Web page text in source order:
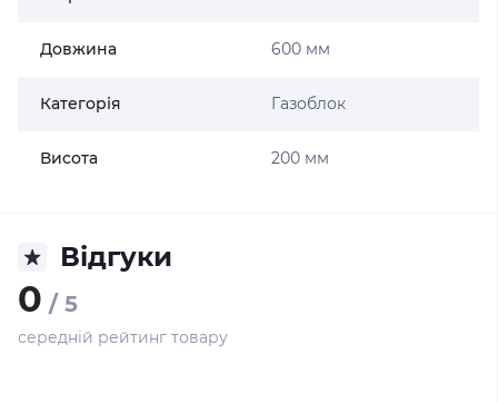
Довжина 600 мм
Категорія Газоблок
Висота 200 мм
Відгуки
0 / 5
середній рейтинг товару